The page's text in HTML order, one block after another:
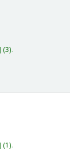
(3).
(1).